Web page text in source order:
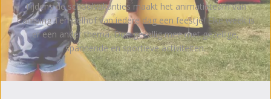
Tijdens de schoolvakanties maakt het animatieteam van
Camping Tempelhof van iedere dag een feestje! Elke week is
er een ander thema. Doe gezellig mee met gezellige,
spannende en sportieve activiteiten.